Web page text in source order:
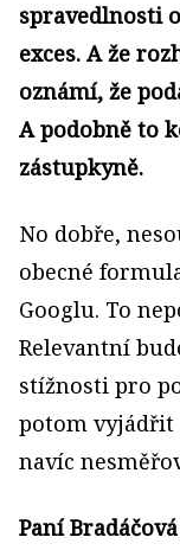
spravedlnosti
exces. A že
oznámí, že
A podobně to
zástupkyně.
No dobře,
obecné
Googlu. To
Relevantní
stížnosti pro
potom vyjádřit
navíc
Paní